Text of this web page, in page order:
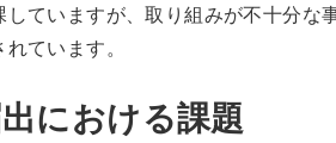
ていますが、取り組みが不十分な
ています。
における課題